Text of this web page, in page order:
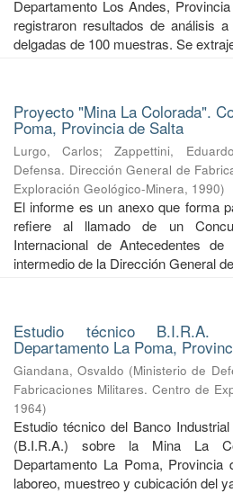
Departamento Los Andes,
registraron resultados de análisis
delgadas de 100 muestras. Se
Proyecto "Mina La Colorada".
Poma, Provincia de Salta
Lurgo, Carlos;Zappettini,
Defensa. Dirección General de
Exploración Geológico-Minera, 1990)
El informe es un anexo que forma
refiere al llamado de un
Internacional de Antecedentes
intermedio de la Dirección General
Estudio técnico B.I.R.A.
Departamento La Poma,
Giandana, Osvaldo (Ministerio de
Fabricaciones Militares. Centro de
1964)
Estudio técnico del Banco
(B.I.R.A.) sobre la Mina La
Departamento La Poma,
laboreo, muestreo y cubicación del